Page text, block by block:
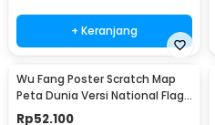
+ Keranjang
Wu Fang Poster Scratch Map
Peta Dunia Versi National Flag
- ZJP-M018
Rp52.100